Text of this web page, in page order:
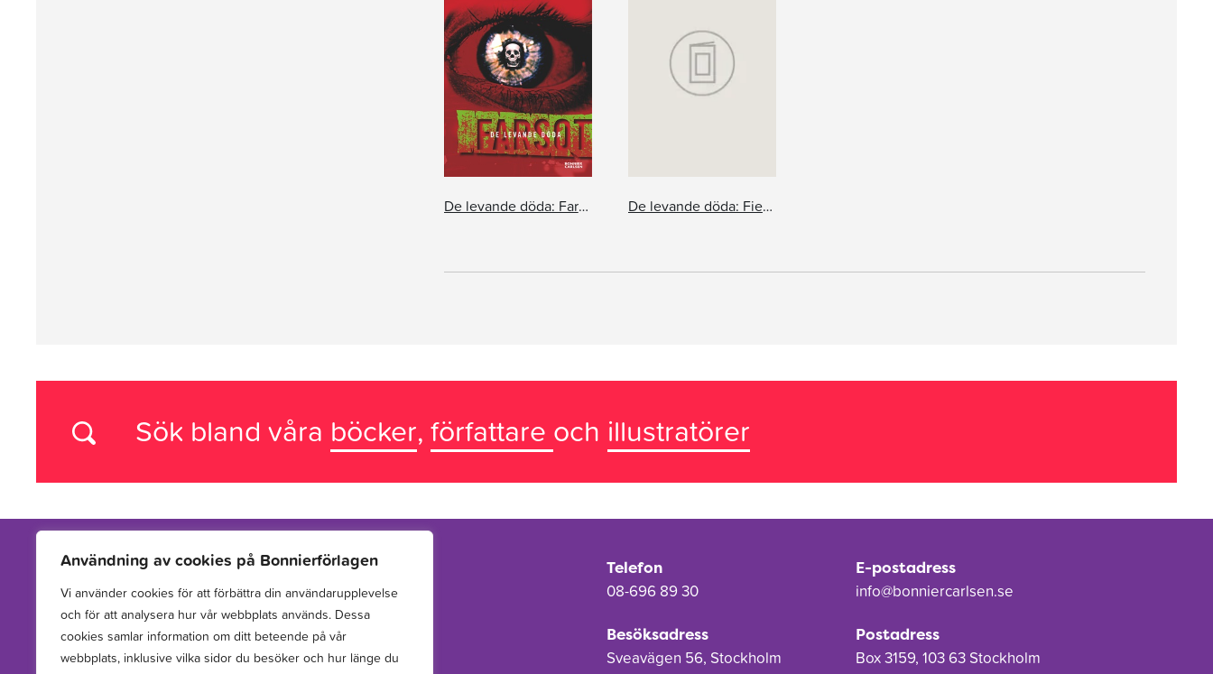
Användning av cookies på Bonnierförlagen
Vi använder cookies för att förbättra din användarupplevelse
och för att analysera hur vår webbplats används. Dessa
cookies samlar information om ditt beteende på vår
webbplats, inklusive vilka sidor du besöker och hur länge du
De levande döda: Farsot De levande döda: Fienden
Sök bland våra böcker,författare och illustratörer
Vi arbetar med att hitta, utveckla, publicera och sprida
berättelser för barn och unga.
Telefon
08-696 89 30
E-postadress
info@bonniercarlsen.se
Besöksadress
Sveavägen 56, Stockholm
Postadress
Box 3159, 103 63 Stockholm